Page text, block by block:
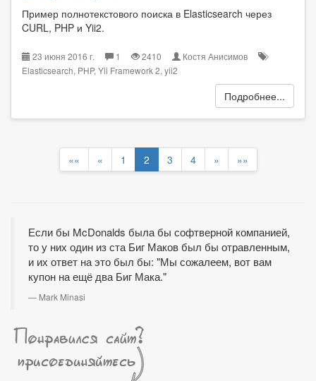
Пример полнотекстового поиска в Elasticsearch через
CURL, PHP и Yii2.
23 июня 2016 г. 1 2410
Костя Анисимов
Elasticsearch, PHP, Yii Framework 2, yii2
Подробнее...
«« « 1 2 3 4 » »»
Если бы McDonalds была бы софтверной компанией,
то у них один из ста Биг Маков был бы отравленным,
и их ответ на это был бы: "Мы сожалеем, вот вам
купон на ещё два Биг Мака."
Mark Minasi